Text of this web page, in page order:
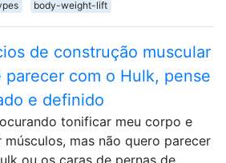
body-weight-lift
de construção muscular
parecer com o Hulk, pense
e definido
tonificar meu corpo e
músculos, mas não quero parecer
ou os caras de pernas de